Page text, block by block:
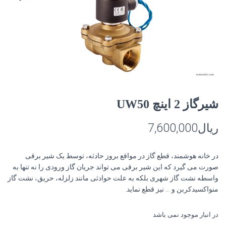
شیرگاز 2 اینچ UW50
ریال7,600,000
در خانه هوشمند، قطع گاز در مواقع بروز حادثه، توسط یک شیر برقی
صورت می گیرد که این شیر برقی می تواند جریان گاز ورودی را نه تنها به
واسطه نشت گاز شهری بلکه به علت حوادثی مانند زلزله، حریق، نشت گاز
منواکسیدکربن و … نیز قطع نماید.
در انبار موجود نمی باشد